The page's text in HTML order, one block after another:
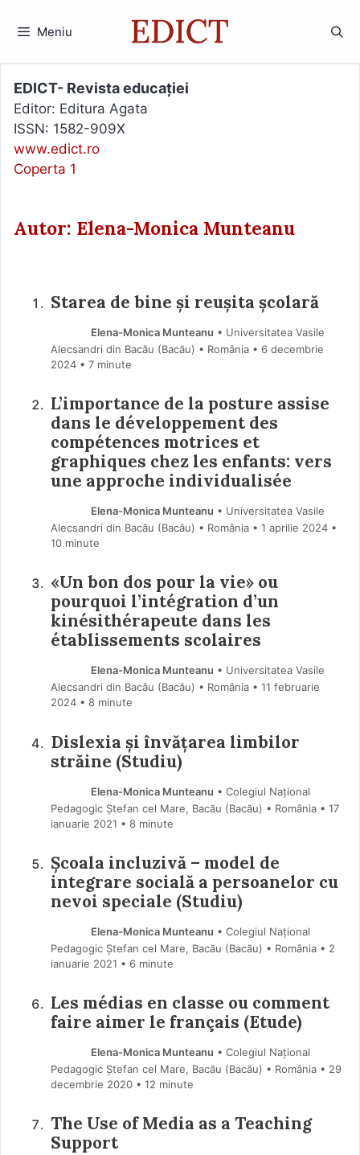
Meniu
EDICT- Revista educației
Editor: Editura Agata
ISSN: 1582-909X
www.edict.ro
Coperta 1
Autor: Elena-Monica Munteanu
Starea de bine și reușita școlară
Elena-Monica Munteanu • Universitatea Vasile
Alecsandri din Bacău (Bacău) • România
6 decembrie
2024 • 7 minute
L’importance de la posture assise
dans le développement des
compétences motrices et
graphiques chez les enfants: vers
une approche individualisée
Elena-Monica Munteanu • Universitatea Vasile
Alecsandri din Bacău (Bacău) • România
1 aprilie 2024 •
10 minute
«Un bon dos pour la vie» ou
pourquoi l’intégration d’un
kinésithérapeute dans les
établissements scolaires
Elena-Monica Munteanu • Universitatea Vasile
Alecsandri din Bacău (Bacău) • România
11 februarie
2024 • 8 minute
Dislexia și învățarea limbilor
străine (Studiu)
Elena-Monica Munteanu • Colegiul Național
Pedagogic Ștefan cel Mare, Bacău (Bacău) • România
17
ianuarie 2021 • 8 minute
Școala incluzivă – model de
integrare socială a persoanelor cu
nevoi speciale (Studiu)
Elena-Monica Munteanu • Colegiul Național
Pedagogic Ștefan cel Mare, Bacău (Bacău) • România
2
ianuarie 2021 • 6 minute
Les médias en classe ou comment
faire aimer le français (Etude)
Elena-Monica Munteanu • Colegiul Național
Pedagogic Ștefan cel Mare, Bacău (Bacău) • România
29
decembrie 2020 • 12 minute
The Use of Media as a Teaching
Support